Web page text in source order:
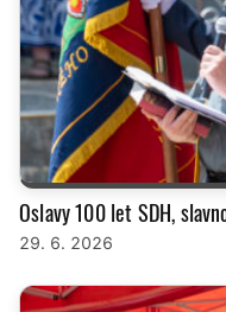
Oslavy 100 let SDH,
29. 6. 2026